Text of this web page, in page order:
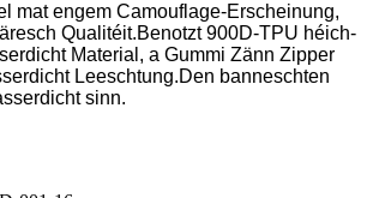
mat engem Camouflage-Erscheinung,
Qualitéit.Benotzt 900D-TPU héich-
Material, a Gummi Zänn Zipper
Leeschtung.Den banneschten
sinn.